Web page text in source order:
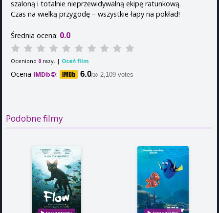
szaloną i totalnie nieprzewidywalną ekipę ratunkową.
Czas na wielką przygodę – wszystkie łapy na pokład!
Średnia ocena: 0.0
Oceniono 0 razy. | Oceń film
Ocena IMDb©: 6.0/10 2,109 votes
Podobne filmy